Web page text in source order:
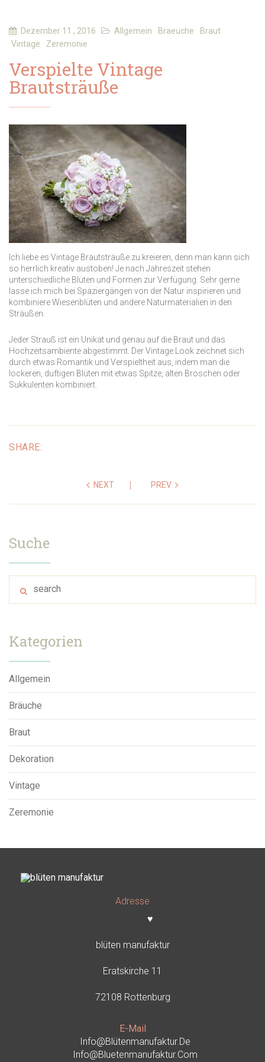
Dezember 11 , 2016 Allgemein Braeuche
Braut
Vintage
Zeremonie
Verspielte Vintage
Brautsträuße
Ich liebe es Vintage Brautsträuße zu kreieren, denn man kann sich
so herrlich kreativ austoben! Je nach Jahreszeit stehen
unterschiedliche Blüten und Formen zur Verfügung. Sehr gerne
lasse ich mich bei Spaziergängen von der Natur inspirieren und
kombiniere Wiesenblüten und andere Naturmaterialien in den
Sträußen.
Jeder Strauß ist ein Unikat und genau auf die Braut und das
Hochzeitsambiente abgestimmt. Der Vintage Look zeichnet sich
durch etwas Romantik und Verspieltheit aus, indem man die
lockeren, duftigen Blüten mit etwas Spitze, alten Broschen oder
Sukkulenten kombiniert.
SHARE:
NEXT PREV
Suche
Kategorien
Allgemein
Bräuche
Braut
Dekoration
Vintage
Zeremonie
Adresse
♥
blüten manufaktur
Eratskirche 11
72108 Rottenburg
E-Mail
Info@blütenmanufaktur.de
Info@bluetenmanufaktur.com